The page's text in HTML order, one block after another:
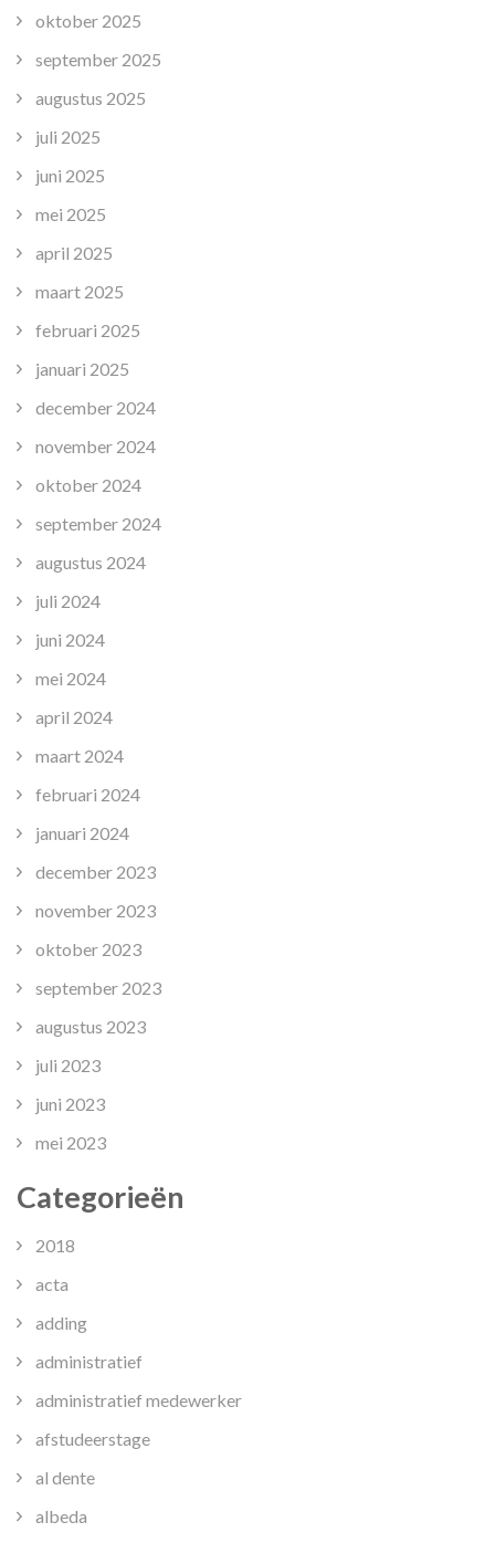
oktober 2025
september 2025
augustus 2025
juli 2025
juni 2025
mei 2025
april 2025
maart 2025
februari 2025
januari 2025
december 2024
november 2024
oktober 2024
september 2024
augustus 2024
juli 2024
juni 2024
mei 2024
april 2024
maart 2024
februari 2024
januari 2024
december 2023
november 2023
oktober 2023
september 2023
augustus 2023
juli 2023
juni 2023
mei 2023
Categorieën
2018
acta
adding
administratief
administratief medewerker
afstudeerstage
al dente
albeda